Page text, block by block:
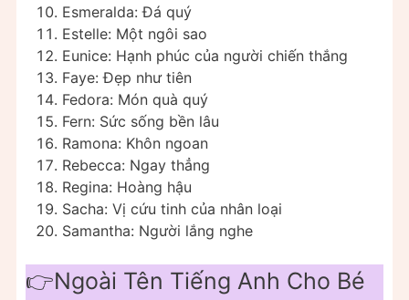
Esmeralda: Đá quý
Estelle: Một ngôi sao
Eunice: Hạnh phúc của người chiến thắng
Faye: Đẹp như tiên
Fedora: Món quà quý
Fern: Sức sống bền lâu
Ramona: Khôn ngoan
Rebecca: Ngay thẳng
Regina: Hoàng hậu
Sacha: Vị cứu tinh của nhân loại
Samantha: Người lắng nghe
👉Ngoài Tên Tiếng Anh Cho Bé